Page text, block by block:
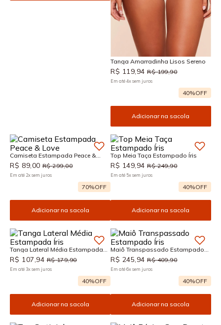
Tanga Amarradinha Lisos Sereno
R$ 119,94 R$ 199,90
Em até4xsem juros
40%OFF
Adicionar na sacola
Camiseta Estampada Peace &
Love
R$ 89,00 R$ 299,00
Em até 2xsem juros
70%OFF
Adicionar na sacola
Top Meia Taça Estampado Íris
R$ 149,94 R$ 249,90
Em até 5xsem juros
40%OFF
Adicionar na sacola
Tanga Lateral Média Estampada
Íris
R$ 107,94 R$ 179,90
Em até 3xsem juros
40%OFF
Adicionar na sacola
Maiô Transpassado Estampado
Íris
R$ 245,94 R$ 409,90
Em até6xsem juros
40%OFF
Adicionar na sacola